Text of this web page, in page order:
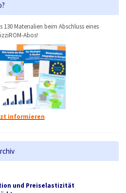
130 Materialien beim Abschluss eines
Abos!
informieren
und Preiselastizität